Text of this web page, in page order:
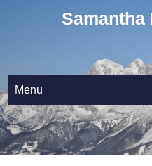
Samantha
Menu